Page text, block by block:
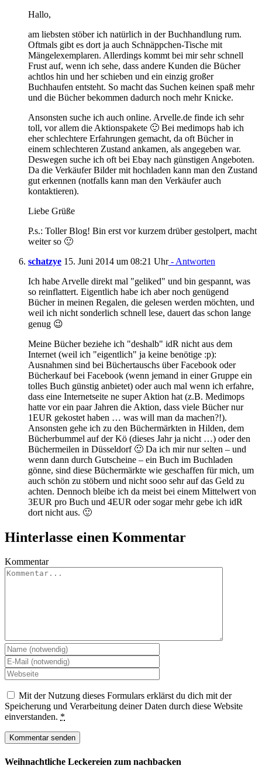
Hallo,
am liebsten stöber ich natürlich in der Buchhandlung rum.
Oftmals gibt es dort ja auch Schnäppchen-Tische mit
Mängelexemplaren. Allerdings kommt bei mir sehr schnell
Frust auf, wenn ich sehe, dass andere Kunden die Bücher
achtlos hin und her schieben und ein einzig großer
Buchhaufen entsteht. So macht das Suchen keinen spaß mehr
und die Bücher bekommen dadurch noch mehr Knicke.
Ansonsten suche ich auch online. Arvelle.de finde ich sehr
toll, vor allem die Aktionspakete 🙂 Bei medimops hab ich
eher schlechtere Erfahrungen gemacht, da oft Bücher in
einem schlechteren Zustand ankamen, als angegeben war.
Deswegen suche ich oft bei Ebay nach günstigen Angeboten.
Da die Verkäufer Bilder mit hochladen kann man den Zustand
gut erkennen (notfalls kann man den Verkäufer auch
kontaktieren).
Liebe Grüße
P.s.: Toller Blog! Bin erst vor kurzem drüber gestolpert, macht
weiter so 🙂
schatzye 15. Juni 2014 um 08:21 Uhr- Antworten
Ich habe Arvelle direkt mal "geliked" und bin gespannt, was
so reinflattert. Eigentlich habe ich aber noch genügend
Bücher in meinen Regalen, die gelesen werden möchten, und
weil ich nicht sonderlich schnell lese, dauert das schon lange
genug 😉
Meine Bücher beziehe ich "deshalb" idR nicht aus dem
Internet (weil ich "eigentlich" ja keine benötige :p):
Ausnahmen sind bei Büchertauschs über Facebook oder
Bücherkauf bei Facebook (wenn jemand in einer Gruppe ein
tolles Buch günstig anbietet) oder auch mal wenn ich erfahre,
dass eine Internetseite ne super Aktion hat (z.B. Medimops
hatte vor ein paar Jahren die Aktion, dass viele Bücher nur
1EUR gekostet haben … was will man da machen?!).
Ansonsten gehe ich zu den Büchermärkten in Hilden, dem
Bücherbummel auf der Kö (dieses Jahr ja nicht …) oder den
Büchermeilen in Düsseldorf 🙂 Da ich mir nur selten – und
wenn dann durch Gutscheine – ein Buch im Buchladen
gönne, sind diese Büchermärkte wie geschaffen für mich, um
auch schön zu stöbern und nicht sooo sehr auf das Geld zu
achten. Dennoch bleibe ich da meist bei einem Mittelwert von
3EUR pro Buch und 4EUR oder sogar mehr gebe ich idR
dort nicht aus. 🙂
Hinterlasse einen Kommentar
Kommentar
Mit der Nutzung dieses Formulars erklärst du dich mit der
Speicherung und Verarbeitung deiner Daten durch diese Website
einverstanden. *
Weihnachtliche Leckereien zum nachbacken